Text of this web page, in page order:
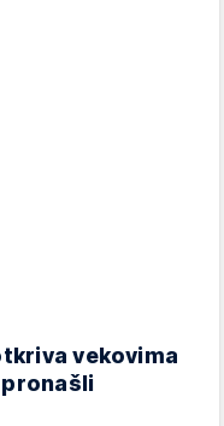
vekovima